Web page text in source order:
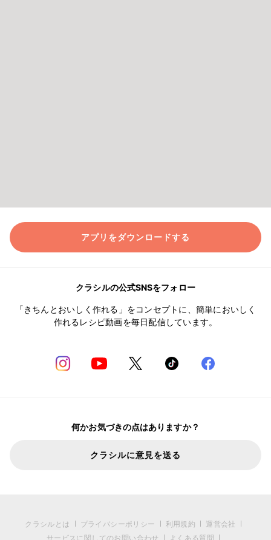
アプリをダウンロードする
クラシルの公式SNSをフォロー
「きちんとおいしく作れる」をコンセプトに、簡単においしく
作れるレシピ動画を毎日配信しています。
何かお気づきの点はありますか？
クラシルに意見を送る
クラシルとは プライバシーポリシー 利用規約
運営会社
サービスに関してのお問い合わせ
よくある質問